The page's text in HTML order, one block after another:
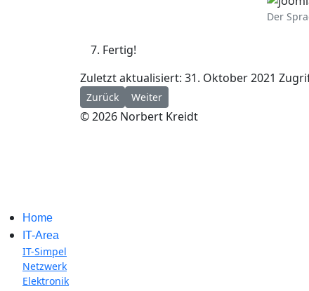
Der
Fertig!
Zuletzt aktualisiert: 31. Oktober 2021
Vorheriger Beitrag: Das Helix Ultimate
Zurück Nächster Beitrag: Toter Link im Menu
Weiter
© 2026 Norbert Kreidt
Home
IT-Area
IT-Simpel
Netzwerk
Elektronik